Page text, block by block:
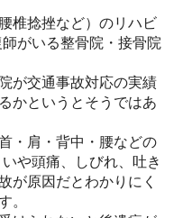
椎捻挫など）のリハビ
がいる整骨院・接骨院
が交通事故対応の実績
かというとそうではあ
・肩・背中・腰などの
や頭痛、しびれ、吐き
が原因だとわかりにく
。